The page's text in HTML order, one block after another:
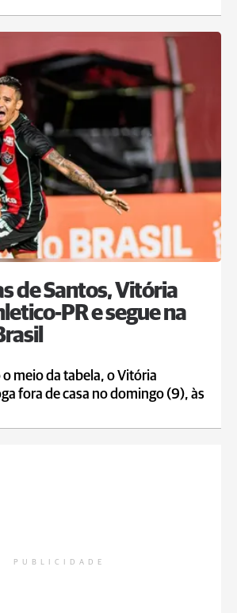
de Santos, Vitória
PR e segue na
meio da tabela, o Vitória
fora de casa no domingo (9), às
PUBLICIDADE